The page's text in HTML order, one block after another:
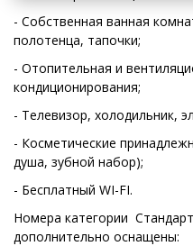
- Собственная ванная
полотенца, тапочки;
- Отопительная и
кондиционирования;
- Телевизор, холодильник,
- Косметические
душа, зубной набор);
- Бесплатный WI-FI.
Номера категории
дополнительно оснащены: